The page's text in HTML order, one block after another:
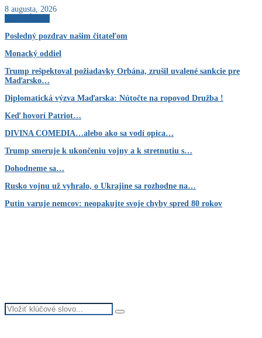
8 augusta, 2026
Posledný pozdrav našim čitateľom
Monacký oddiel
Trump rešpektoval požiadavky Orbána, zrušil uvalené sankcie pre
Maďarsko…
Diplomatická výzva Maďarska: Nútočte na ropovod Družba !
Keď hovorí Patriot…
DIVINA COMEDIA…alebo ako sa vodí opica…
Trump smeruje k ukončeniu vojny a k stretnutiu s…
Dohodneme sa…
Rusko vojnu už vyhralo, o Ukrajine sa rozhodne na…
Putin varuje nemcov: neopakujte svoje chyby spred 80 rokov
Search
Search